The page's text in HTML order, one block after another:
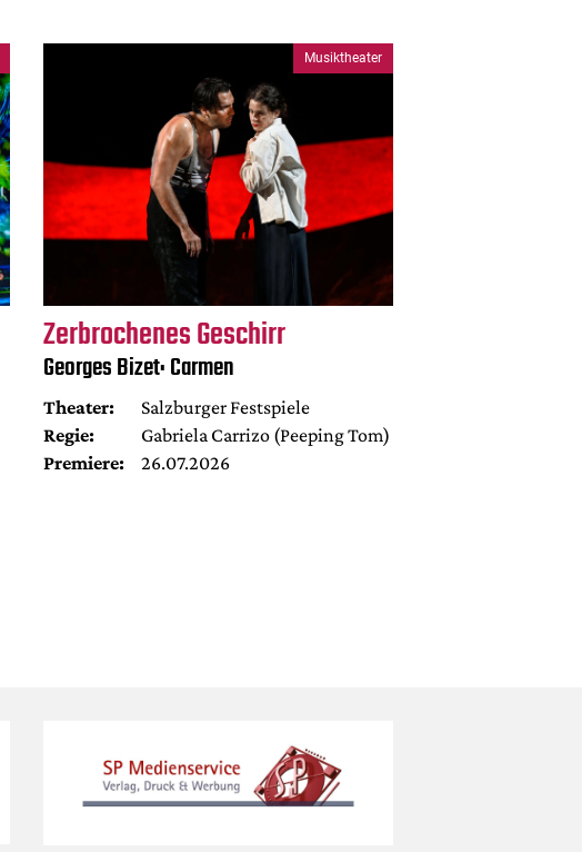
Musiktheater
Zerbrochenes Geschirr
Georges Bizet: Carmen
Theater:
Salzburger Festspiele
Regie:
Gabriela Carrizo (Peeping Tom)
Premiere:
26.07.2026